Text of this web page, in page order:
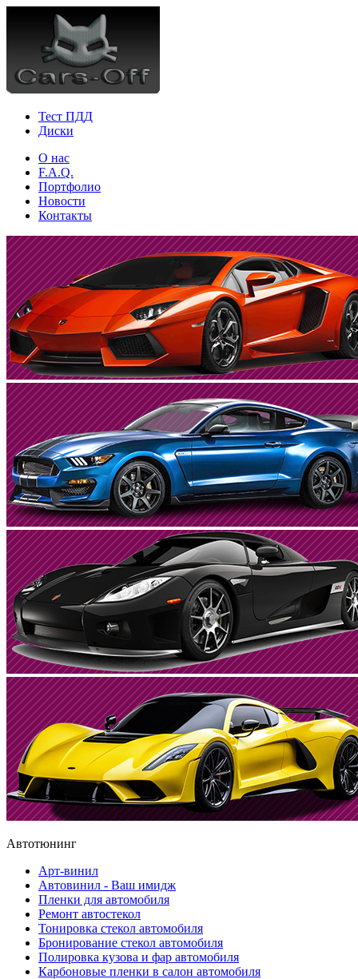
Тест ПДД
Диски
О нас
F.A.Q.
Портфолио
Новости
Контакты
Автотюнинг
Арт-винил
Автовинил - Ваш имидж
Пленки для автомобиля
Ремонт автостекол
Тонировка стекол автомобиля
Бронирование стекол автомобиля
Полировка кузова и фар автомобиля
Карбоновые пленки в салон автомобиля